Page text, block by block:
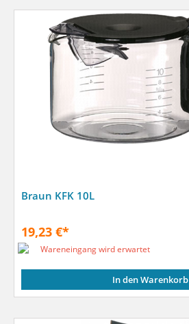
Braun KFK 10L
19,23 €*
Wareneingang wird erwartet
In den Warenkorb